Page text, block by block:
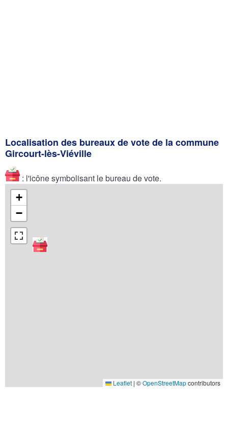
Localisation des bureaux de vote de la commune
Gircourt-lès-Viéville
: l'icône symbolisant le bureau de vote.
+
−
Leaflet | ©OpenStreetMapcontributors